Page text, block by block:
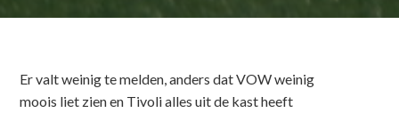
Er valt weinig te melden, anders dat VOW weinig
moois liet zien en Tivoli alles uit de kast heeft